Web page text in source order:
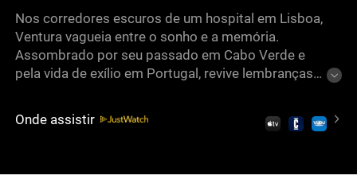
Nos corredores escuros de um hospital em Lisboa,
Ventura vagueia entre o sonho e a memória.
Assombrado por seu passado em Cabo Verde e
pela vida de exílio em Portugal, revive lembranças
revolução ecoa nas ruas, Ventura se perde em um
labirinto febril de tempo e memória, enquanto
Onde assistir